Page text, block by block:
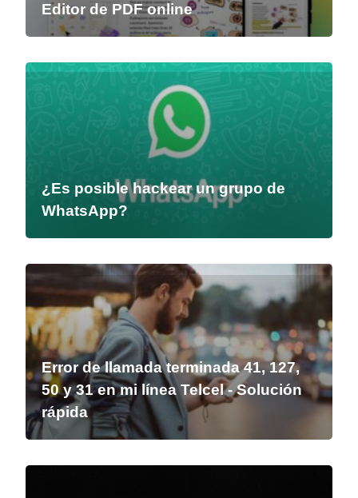
Editor de PDF online
¿Es posible hackear un grupo de
WhatsApp?
Error de llamada terminada 41, 127,
50 y 31 en mi línea Telcel - Solución
rápida